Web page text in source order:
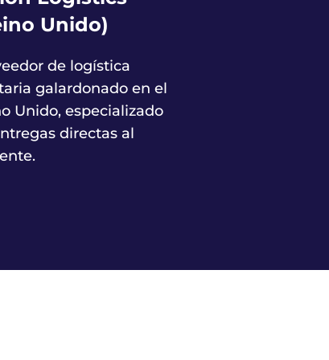
Unido)
de logística
galardonado en el
Unido, especializado
directas al